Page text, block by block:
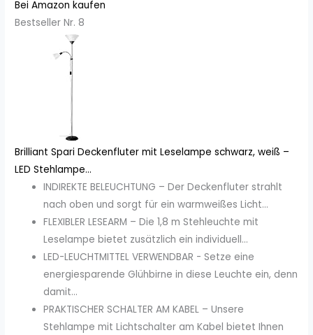
Bei Amazon kaufen
Bestseller Nr. 8
Brilliant Spari Deckenfluter mit Leselampe schwarz, weiß –
LED Stehlampe...
INDIREKTE BELEUCHTUNG – Der Deckenfluter strahlt
nach oben und sorgt für ein warmweißes Licht...
FLEXIBLER LESEARM – Die 1,8 m Stehleuchte mit
Leselampe bietet zusätzlich ein individuell...
LED-LEUCHTMITTEL VERWENDBAR - Setze eine
energiesparende Glühbirne in diese Leuchte ein, denn
damit...
PRAKTISCHER SCHALTER AM KABEL – Unsere
Stehlampe mit Lichtschalter am Kabel bietet Ihnen